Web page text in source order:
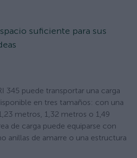
suficiente para sus
345 puede transportar una carga
en tres tamaños: con una
metros, 1,32 metros o 1,49
de carga puede equiparse con
anillas de amarre o una estructura